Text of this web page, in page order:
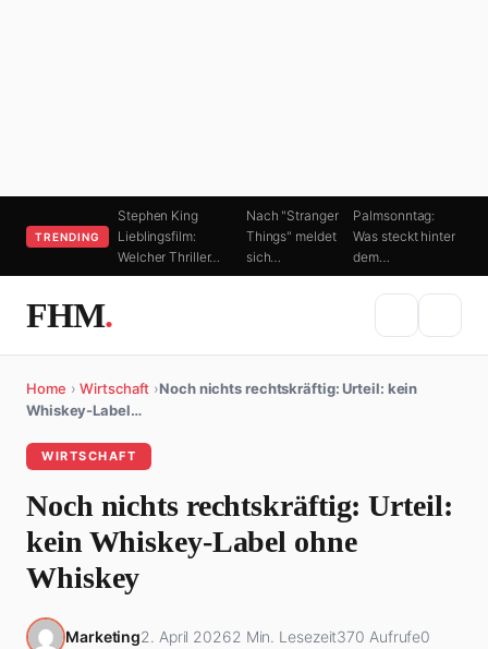
TRENDING
Stephen King
Lieblingsfilm:
Welcher Thriller…
Nach "Stranger
Things" meldet
sich…
Palmsonntag:
Was steckt hinter
dem…
FHM.
Home › Wirtschaft ›Noch nichts rechtskräftig: Urteil: kein
Whiskey-Label…
WIRTSCHAFT
Noch nichts rechtskräftig: Urteil:
kein Whiskey-Label ohne
Whiskey
Marketing2. April 20262 Min. Lesezeit370 Aufrufe0